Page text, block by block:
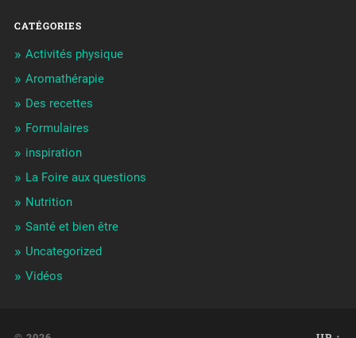
CATÉGORIES
Activités physique
Aromathérapie
Des recettes
Formulaires
inspiration
La Foire aux questions
Nutrition
Santé et bien être
Uncategorized
Vidéos